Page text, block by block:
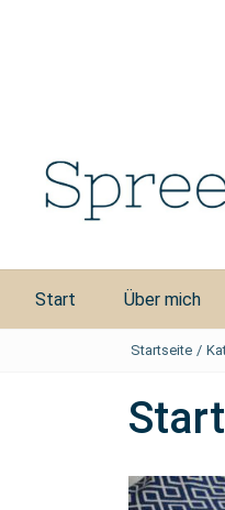
Start Über mich
Startseite /